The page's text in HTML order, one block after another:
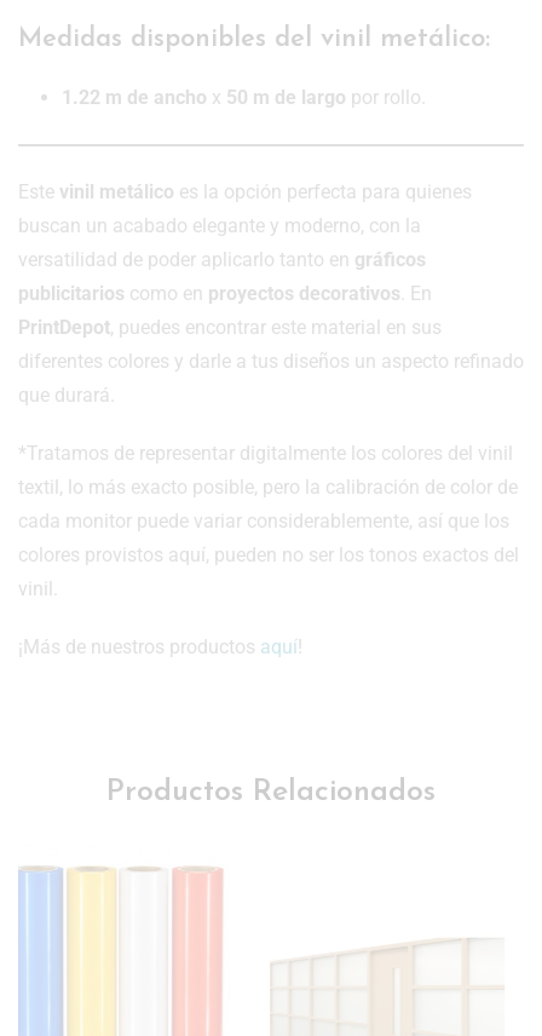
Medidas disponibles del vinil metálico:
1.22 m de ancho x 50 m de largo por rollo.
Este vinil metálico es la opción perfecta para quienes
buscan un acabado elegante y moderno, con la
versatilidad de poder aplicarlo tanto en gráficos
publicitarios como en proyectos decorativos . En
PrintDepot, puedes encontrar este material en sus
diferentes colores y darle a tus diseños un aspecto refinado
que durará.
*Tratamos de representar digitalmente los colores del vinil
textil, lo más exacto posible, pero la calibración de color de
cada monitor puede variar considerablemente, así que los
colores provistos aquí, pueden no ser los tonos exactos del
vinil.
¡Más de nuestros productos aquí!
Productos Relacionados